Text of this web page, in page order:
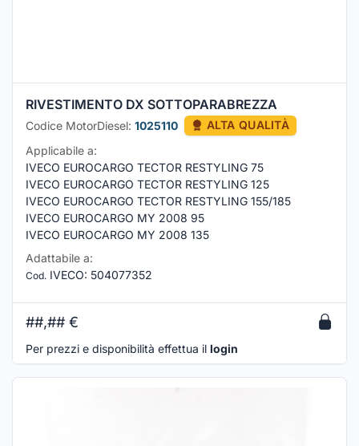
RIVESTIMENTO DX SOTTOPARABREZZA
Codice MotorDiesel: 1025110
ALTA QUALITÀ
Applicabile a:
IVECO EUROCARGO TECTOR RESTYLING 75
IVECO EUROCARGO TECTOR RESTYLING 125
IVECO EUROCARGO TECTOR RESTYLING 155/185
IVECO EUROCARGO MY 2008 95
IVECO EUROCARGO MY 2008 135
Adattabile a:
Cod. IVECO: 504077352
##,## €
Per prezzi e disponibilità effettua il login